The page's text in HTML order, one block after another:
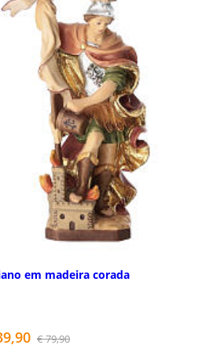
em madeira corada
€ 79,90